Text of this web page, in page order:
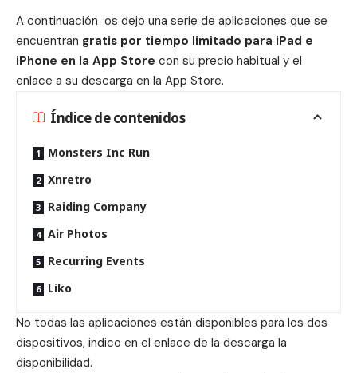
A continuación os dejo una serie de aplicaciones que se
encuentran gratis por tiempo limitado para iPad e
iPhone en la App Store con su precio habitual y el
enlace a su descarga en la App Store.
Índice de contenidos
Monsters Inc Run
Xnretro
Raiding Company
Air Photos
Recurring Events
Liko
No todas las aplicaciones están disponibles para los dos
dispositivos, indico en el enlace de la descarga la
disponibilidad.